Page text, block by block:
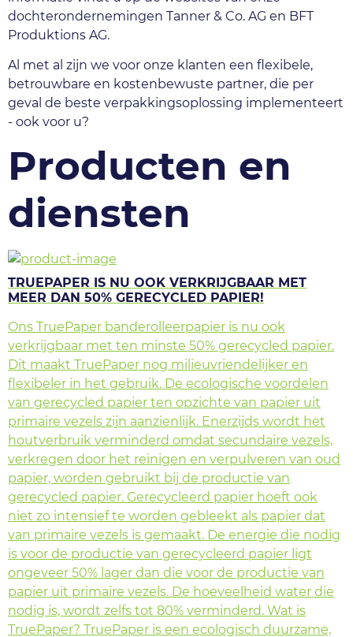
dochterondernemingen Tanner & Co. AG en BFT
Produktions AG.
Al met al zijn we voor onze klanten een flexibele,
betrouwbare en kostenbewuste partner, die per
geval de beste verpakkingsoplossing implementeert
- ook voor u?
Producten en
diensten
TRUEPAPER IS NU OOK VERKRIJGBAAR MET
MEER DAN 50% GERECYCLED PAPIER!
Ons TruePaper banderolleerpapier is nu ook
verkrijgbaar met ten minste 50% gerecycled papier.
Dit maakt TruePaper nog milieuvriendelijker en
flexibeler in het gebruik. De ecologische voordelen
van gerecycled papier ten opzichte van papier uit
primaire vezels zijn aanzienlijk. Enerzijds wordt het
houtverbruik verminderd omdat secundaire vezels,
verkregen door het reinigen en verpulveren van oud
papier, worden gebruikt bij de productie van
gerecycled papier. Gerecycleerd papier hoeft ook
niet zo intensief te worden gebleekt als papier dat
van primaire vezels is gemaakt. De energie die nodig
is voor de productie van gerecycleerd papier ligt
ongeveer 50% lager dan die voor de productie van
papier uit primaire vezels. De hoeveelheid water die
nodig is, wordt zelfs tot 80% verminderd. Wat is
TruePaper? TruePaper is een ecologisch duurzame,